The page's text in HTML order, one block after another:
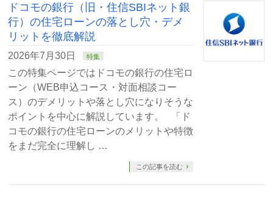
ドコモの銀行（旧・住信SBIネット銀
行）の住宅ローンの落とし穴・デメ
リットを徹底解説
2026年7月30日 特集
この特集ページではドコモの銀行の住宅ロ
ーン（WEB申込コース・対面相談コー
ス）のデメリットや落とし穴になりそうな
ポイントを中心に解説しています。 「ド
コモの銀行の住宅ローンのメリットや特徴
をまだ完全に理解し …
この記事を読む